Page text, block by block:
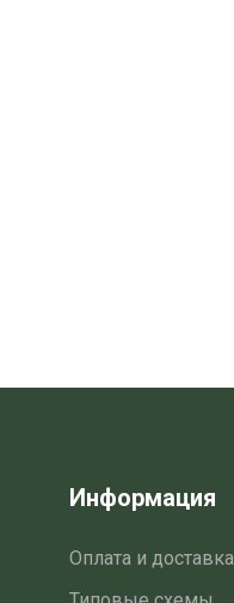
Информация
Оплата и доставка